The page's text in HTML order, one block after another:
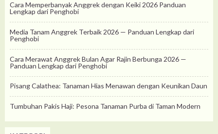
Cara Memperbanyak Anggrek dengan Keiki 2026 Panduan
Lengkap dari Penghobi
Media Tanam Anggrek Terbaik 2026 — Panduan Lengkap dari
Penghobi
Cara Merawat Anggrek Bulan Agar Rajin Berbunga 2026 —
Panduan Lengkap dari Penghobi
Pisang Calathea: Tanaman Hias Menawan dengan Keunikan Daun
Tumbuhan Pakis Haji: Pesona Tanaman Purba di Taman Modern